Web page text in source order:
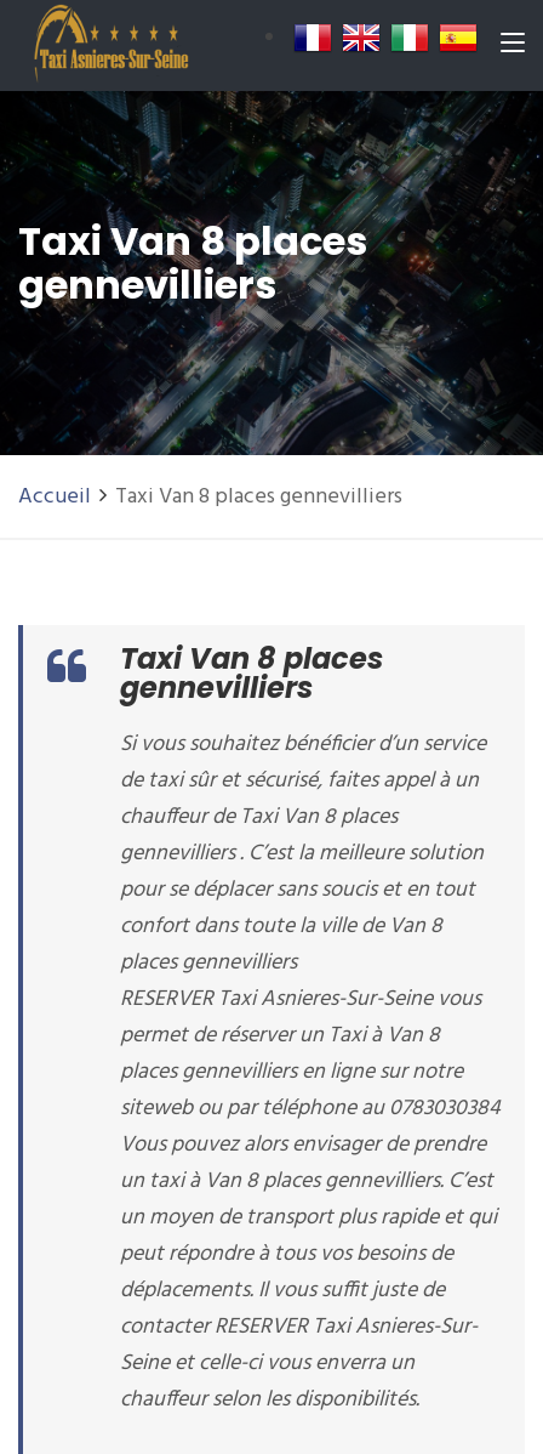
Taxi Van 8 places
gennevilliers
Accueil Taxi Van 8 places gennevilliers
Taxi Van 8 places
gennevilliers
Si vous souhaitez bénéficier d’un service
de taxi sûr et sécurisé, faites appel à un
chauffeur de Taxi Van 8 places
gennevilliers . C’est la meilleure solution
pour se déplacer sans soucis et en tout
confort dans toute la ville de Van 8
places gennevilliers
RESERVER Taxi Asnieres-Sur-Seine vous
permet de réserver un Taxi à Van 8
places gennevilliers en ligne sur notre
siteweb ou par téléphone au 0783030384
Vous pouvez alors envisager de prendre
un taxi à Van 8 places gennevilliers. C’est
un moyen de transport plus rapide et qui
peut répondre à tous vos besoins de
déplacements. Il vous suffit juste de
contacter RESERVER Taxi Asnieres-Sur-
Seine et celle-ci vous enverra un
chauffeur selon les disponibilités.